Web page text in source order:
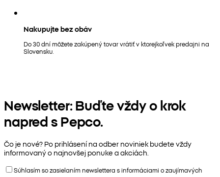
Nakupujte bez obáv
Do 30 dní môžete zakúpený tovar vrátiť v ktorejkoľvek predajni na
Slovensku.
Newsletter: Buďte vždy o krok
napred s Pepco.
Čo je nové? Po prihlásení na odber noviniek budete vždy
informovaný o najnovšej ponuke a akciách.
Súhlasím so zasielaním newslettera s informáciami o zaujímavých